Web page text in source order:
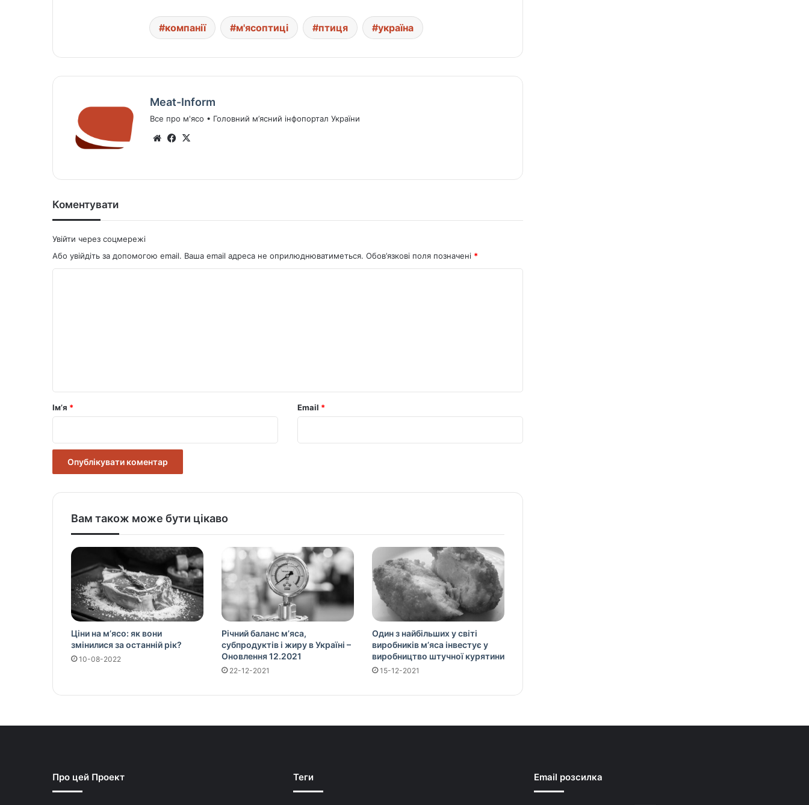
компанії м'ясоптиці птиця україна
Meat-Inform
Все про м'ясо • Головний м’ясний інфопортал України
We Fa
ok
Коментувати
Увійти через соцмережі
Або увійдіть за допомогою email. Ваша email адреса не оприлюднюватиметься. Обов’язкові поля позначені *
р
Ім’я * Email *
Вам також може бути цікаво
Ціни на м’ясо: як вони
змінилися за останній рік?
10-08-2022
Річний баланс м’яса,
субпродуктів і жиру в Україні –
Оновлення 12.2021
22-12-2021
Один з найбільших у світі
виробників м’яса інвестує у
виробництво штучної курятини
15-12-2021
Про цей Проект Теги Email розсилка